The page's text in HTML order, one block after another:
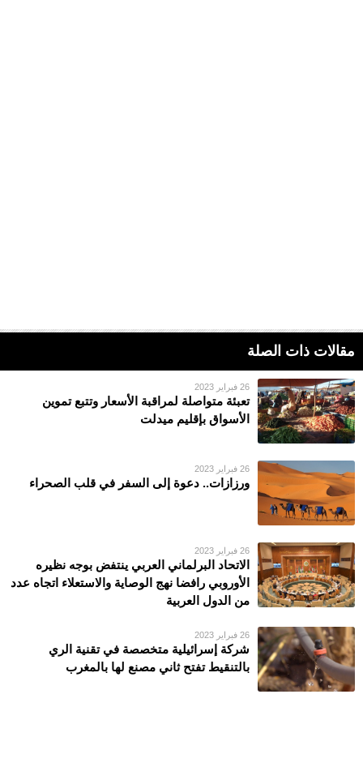
مقالات ذات الصلة
26 فبراير 2023
تعبئة متواصلة لمراقبة الأسعار وتتبع تموين
الأسواق بإقليم ميدلت
26 فبراير 2023
ورزازات.. دعوة إلى السفر في قلب الصحراء
26 فبراير 2023
الاتحاد البرلماني العربي ينتفض بوجه نظيره
الأوروبي رافضا نهج الوصاية والاستعلاء اتجاه عدد
من الدول العربية
26 فبراير 2023
شركة إسرائيلية متخصصة في تقنية الري
بالتنقيط تفتح ثاني مصنع لها بالمغرب